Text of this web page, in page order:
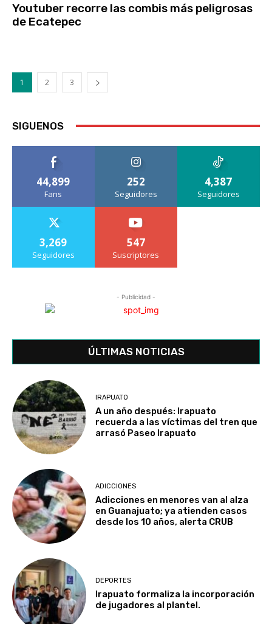
Youtuber recorre las combis más peligrosas
de Ecatepec
1 2 3
SIGUENOS
44,899
Fans
252
Seguidores
4,387
Seguidores
3,269
Seguidores
547
Suscriptores
- Publicidad -
ÚLTIMAS NOTICIAS
IRAPUATO
A un año después: Irapuato
recuerda a las víctimas del tren que
arrasó Paseo Irapuato
ADICCIONES
Adicciones en menores van al alza
en Guanajuato; ya atienden casos
desde los 10 años, alerta CRUB
DEPORTES
Irapuato formaliza la incorporación
de jugadores al plantel.